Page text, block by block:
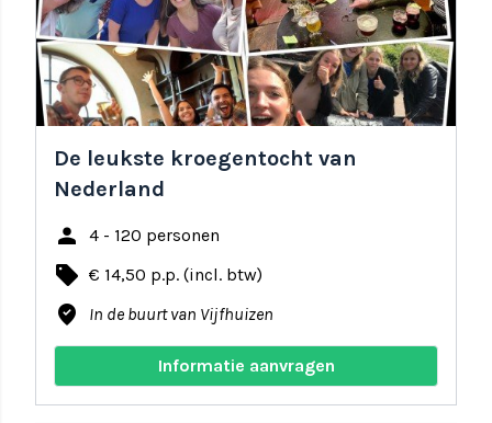
De leukste kroegentocht van
Nederland
person 4 - 120 personen
local_offer € 14,50 p.p. (incl. btw)
where_to_vote In de buurt van Vijfhuizen
Informatie aanvragen